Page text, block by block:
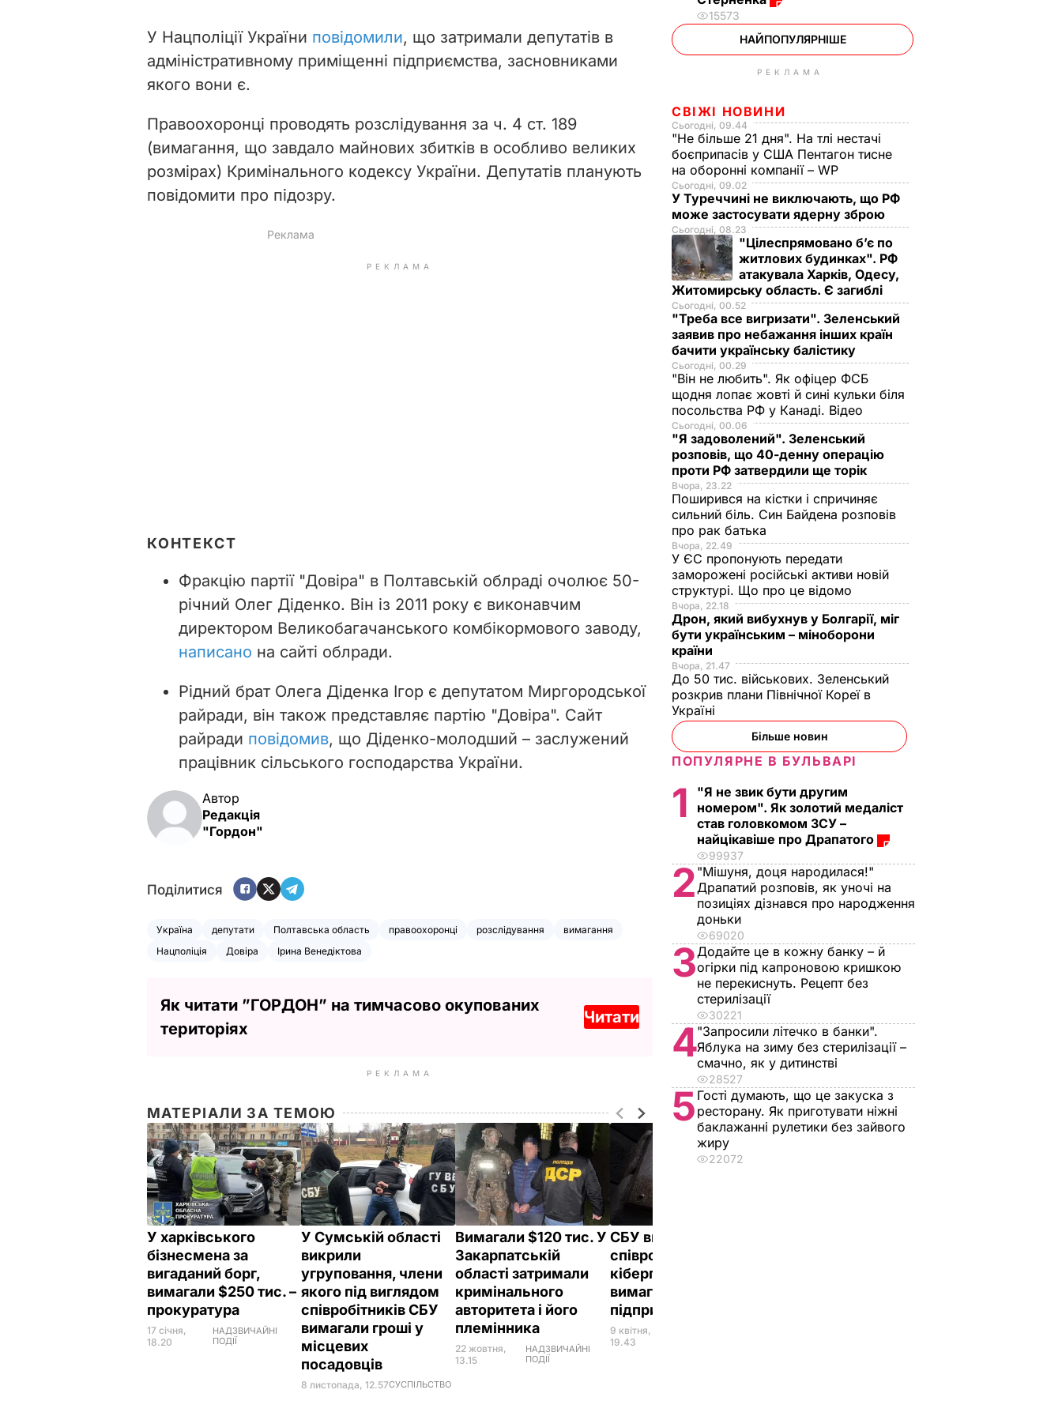
У Нацполіції України повідомили, що затримали депутатів в
адміністративному приміщенні підприємства, засновниками
якого вони є.
Правоохоронці проводять розслідування за ч. 4 ст. 189
(вимагання, що завдало майнових збитків в особливо великих
розмірах) Кримінального кодексу України. Депутатів планують
повідомити про підозру.
РЕКЛАМА
КОНТЕКСТ
Фракцію партії "Довіра" в Полтавській облраді очолює 50-
річний Олег Діденко. Він із 2011 року є виконавчим
директором Великобагачанського комбікормового заводу,
написано на сайті облради.
Рідний брат Олега Діденка Ігор є депутатом Миргородської
райради, він також представляє партію "Довіра". Сайт
райради повідомив, що Діденко-молодший – заслужений
працівник сільського господарства України.
Автор
Редакція
"Гордон"
Поділитися
Україна депутати Полтавська область правоохоронці розслідування
вимагання
Нацполіція
Довіра Ірина Венедіктова
Як читати ”ГОРДОН” на тимчасово окупованих
територіях
Читати
РЕКЛАМА
МАТЕРІАЛИ ЗА ТЕМОЮ
У харківського
бізнесмена за
вигаданий борг,
вимагали $250 тис. –
прокуратура
17 січня,
18.20
НАДЗВИЧАЙНІ
ПОДІЇ
У Сумській області
викрили
угруповання, члени
якого під виглядом
співробітників СБУ
вимагали гроші у
місцевих
посадовців
8 листопада, 12.57СУСПІЛЬСТВО
Вимагали $120 тис. У
Закарпатській
області затримали
кримінального
авторитета і його
племінника
22 жовтня,
13.15
НАДЗВИЧАЙНІ
ПОДІЇ
СБУ викрила
співробітників
кіберполіції, які
вимагали хабар у
підприємця
9 квітня,
19.43
15573
НАЙПОПУЛЯРНІШЕ
РЕКЛАМА
СВІЖІ НОВИНИ
Сьогодні, 09.44
"Не більше 21 дня". На тлі нестачі
боєприпасів у США Пентагон тисне
на оборонні компанії – WP
Сьогодні, 09.02
У Туреччині не виключають, що РФ
може застосувати ядерну зброю
Сьогодні, 08.23
"Цілеспрямовано бʼє по
житлових будинках". РФ
атакувала Харків, Одесу,
Житомирську область. Є загиблі
Сьогодні, 00.52
"Треба все вигризати". Зеленський
заявив про небажання інших країн
бачити українську балістику
Сьогодні, 00.29
"Він не любить". Як офіцер ФСБ
щодня лопає жовті й сині кульки біля
посольства РФ у Канаді. Відео
Сьогодні, 00.06
"Я задоволений". Зеленський
розповів, що 40-денну операцію
проти РФ затвердили ще торік
Вчора, 23.22
Поширився на кістки і спричиняє
сильний біль. Син Байдена розповів
про рак батька
Вчора, 22.49
У ЄС пропонують передати
заморожені російські активи новій
структурі. Що про це відомо
Вчора, 22.18
Дрон, який вибухнув у Болгарії, міг
бути українським – міноборони
країни
Вчора, 21.47
До 50 тис. військових. Зеленський
розкрив плани Північної Кореї в
Україні
Більше новин
ПОПУЛЯРНЕ В БУЛЬВАРІ
1
"Я не звик бути другим
номером". Як золотий медаліст
став головкомом ЗСУ –
найцікавіше про Драпатого
99937
2 "Мішуня, доця народилася!"
Драпатий розповів, як уночі на
позиціях дізнався про народження
доньки
69020
3Додайте це в кожну банку – й
огірки під капроновою кришкою
не перекиснуть. Рецепт без
стерилізації
30221
4"Запросили літечко в банки".
Яблука на зиму без стерилізації –
смачно, як у дитинстві
28527
5 Гості думають, що це закуска з
ресторану. Як приготувати ніжні
баклажанні рулетики без зайвого
жиру
22072